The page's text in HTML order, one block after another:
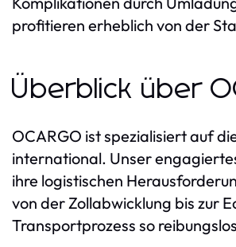
profitieren erheblich von der
Überblick über
OCARGO ist spezialisiert auf
international. Unser
ihre logistischen
von der Zollabwicklung bis zur
Transportprozess so